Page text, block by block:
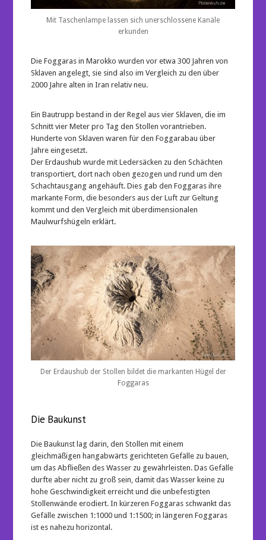
Mit Taschenlampe lassen sich unerschlossene Kanäle
erkunden
Die Foggaras in Marokko wurden vor etwa 300 Jahren von
Sklaven angelegt, sie sind also im Vergleich zu den über
2000 Jahre alten in Iran relativ neu.
Ein Bautrupp bestand in der Regel aus vier Sklaven, die im
Schnitt vier Meter pro Tag den Stollen vorantrieben.
Hunderte von Sklaven waren für den Foggarabau über
Jahre eingesetzt.
Der Erdaushub wurde mit Ledersäcken zu den Schächten
transportiert, dort nach oben gezogen und rund um den
Schachtausgang angehäuft. Dies gab den Foggaras ihre
markante Form, die besonders aus der Luft zur Geltung
kommt und den Vergleich mit überdimensionalen
Maulwurfshügeln erklärt.
Der Erdaushub der Stollen bildet die markanten Hügel der
Foggaras
Die Baukunst
Die Baukunst lag darin, den Stollen mit einem
gleichmäßigen hangabwärts gerichteten Gefälle zu bauen,
um das Abfließen des Wasser zu gewährleisten. Das Gefälle
durfte aber nicht zu groß sein, damit das Wasser keine zu
hohe Geschwindigkeit erreicht und die unbefestigten
Stollenwände erodiert. In kürzeren Foggaras schwankt das
Gefälle zwischen 1:1000 und 1:1500; in längeren Foggaras
ist es nahezu horizontal.